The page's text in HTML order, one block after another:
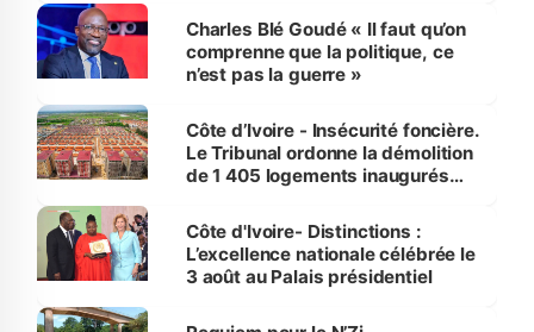
Charles Blé Goudé « Il faut qu’on
comprenne que la politique, ce
n’est pas la guerre »
Côte d’Ivoire - Insécurité foncière.
Le Tribunal ordonne la démolition
de 1 405 logements inaugurés
Bassam
Côte d'Ivoire- Distinctions :
L’excellence nationale célébrée le
3 août au Palais présidentiel